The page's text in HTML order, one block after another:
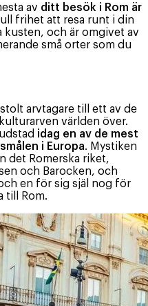
av ditt besök i Rom är
frihet att resa runt i din
kusten, och är omgivet av
små orter som du
arvtagare till ett av de
världen över.
idag en av de mest
i Europa. Mystiken
det Romerska riket,
och Barocken, och
en för sig själ nog för
till Rom.